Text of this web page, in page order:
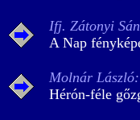
Ifj. Zátonyi
A Nap
Molnár László:
Hérón-féle